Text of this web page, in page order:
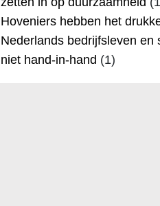
Hoveniers hebben het
Nederlands bedrijfsleven en
niet hand-in-hand (1)